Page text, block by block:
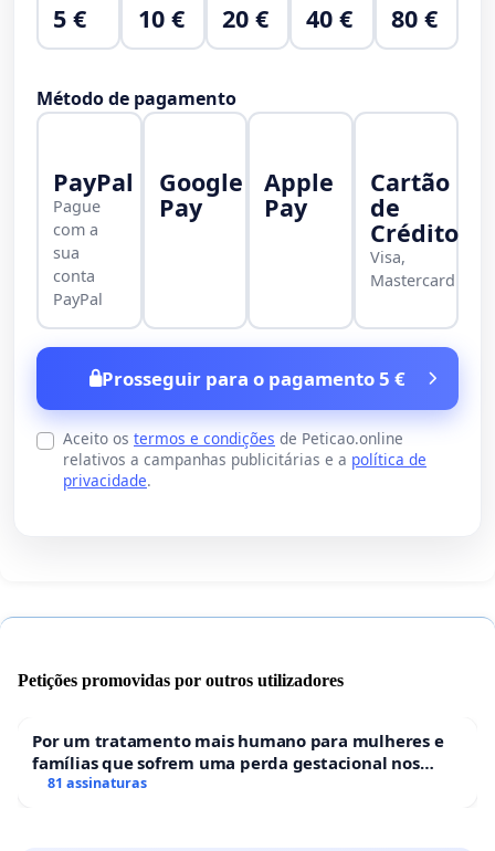
5 € 10 € 20 € 40 € 80 €
Método de pagamento
PayPal
Pague
com a
sua
conta
PayPal
Google
Pay
Apple
Pay
Cartão
de
Crédito
Visa,
Mastercard
Prosseguir para o pagamento 5 €
Aceito os termos e condições de Peticao.online
relativos a campanhas publicitárias e a política de
privacidade.
Petições promovidas por outros utilizadores
Por um tratamento mais humano para mulheres e
famílias que sofrem uma perda gestacional nos
hospitais portugueses
81 assinaturas